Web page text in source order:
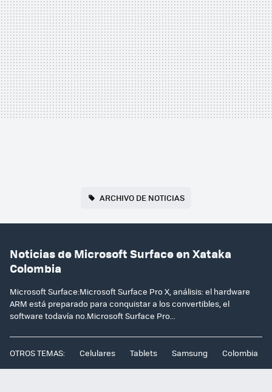
ARCHIVO DE NOTICIAS
Noticias de Microsoft Surface en Xataka
Colombia
Microsoft Surface:Microsoft Surface Pro X, análisis: el hardware
ARM está preparado para conquistar a los convertibles, el
software todavía no.Microsoft Surface Pro...
OTROS TEMAS: Celulares Tablets Samsung Colombia